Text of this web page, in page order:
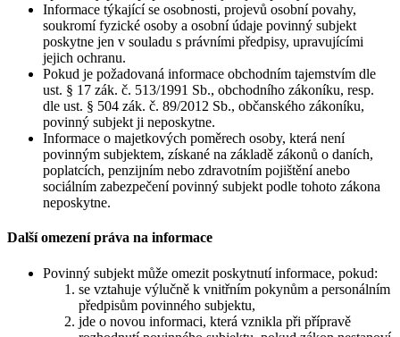
Informace týkající se osobnosti, projevů osobní povahy,
soukromí fyzické osoby a osobní údaje povinný subjekt
poskytne jen v souladu s právními předpisy, upravujícími
jejich ochranu.
Pokud je požadovaná informace obchodním tajemstvím dle
ust. § 17 zák. č. 513/1991 Sb., obchodního zákoníku, resp.
dle ust. § 504 zák. č. 89/2012 Sb., občanského zákoníku,
povinný subjekt ji neposkytne.
Informace o majetkových poměrech osoby, která není
povinným subjektem, získané na základě zákonů o daních,
poplatcích, penzijním nebo zdravotním pojištění anebo
sociálním zabezpečení povinný subjekt podle tohoto zákona
neposkytne.
Další omezení práva na informace
Povinný subjekt může omezit poskytnutí informace, pokud:
se vztahuje výlučně k vnitřním pokynům a personálním
předpisům povinného subjektu,
jde o novou informaci, která vznikla při přípravě